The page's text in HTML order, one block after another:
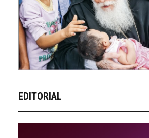
EDITORIAL